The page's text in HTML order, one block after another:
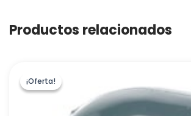
Productos relacionados
¡Oferta!
¡Oferta!